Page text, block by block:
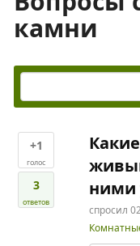
камни
+1
голос
3
ответов
ними
спросил